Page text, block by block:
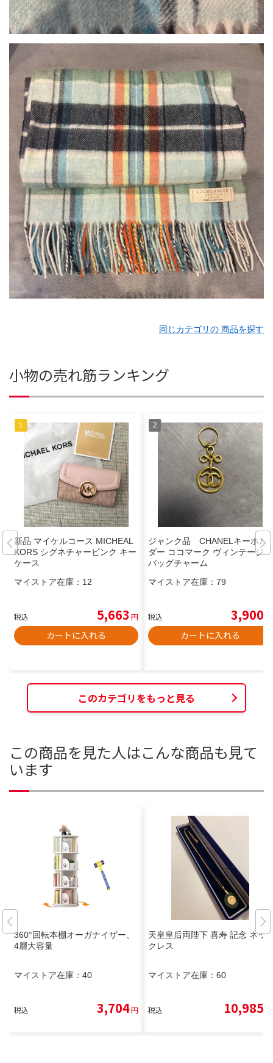
同じカテゴリの 商品を探す
小物の売れ筋ランキング
新品 マイケルコース MICHEAL
KORS シグネチャーピンク キー
ケース
マイストア在庫： 12
税込 5,663 円
カートに入れる
ジャンク品 CHANELキーホル
ダー ココマーク ヴィンテージ
バッグチャーム
マイストア在庫： 79
税込 3,900
カートに入れる
このカテゴリをもっと見る
この商品を見た人はこんな商品も見て
います
360°回転本棚オーガナイザー、
4層大容量
マイストア在庫： 40
税込 3,704円
天皇皇后両陛下 喜寿 記念 ネッ
クレス
マイストア在庫： 60
税込 10,985